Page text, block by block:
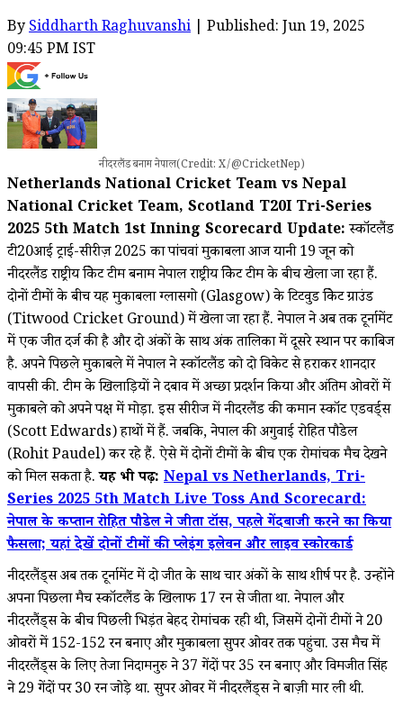
BySiddharth Raghuvanshi | Published: Jun 19, 2025
09:45 PM IST
नीदरलैंड बनाम नेपाल(Credit: X/@CricketNep)
Netherlands National Cricket Team vs Nepal
National Cricket Team, Scotland T20I Tri-Series
2025 5th Match 1st Inning Scorecard Update:स्कॉटलैंड
टी20आई ट्राई-सीरीज़ 2025 का पांचवां मुकाबला आज यानी 19 जून को
नीदरलैंड राष्ट्रीय क्रिकेट टीम बनाम नेपाल राष्ट्रीय क्रिकेट टीम के बीच खेला जा रहा हैं.
दोनों टीमों के बीच यह मुकाबला ग्लासगो (Glasgow) के टिटवुड क्रिकेट ग्राउंड
(Titwood Cricket Ground) में खेला जा रहा हैं. नेपाल ने अब तक टूर्नामेंट
में एक जीत दर्ज की है और दो अंकों के साथ अंक तालिका में दूसरे स्थान पर काबिज
है. अपने पिछले मुकाबले में नेपाल ने स्कॉटलैंड को दो विकेट से हराकर शानदार
वापसी की. टीम के खिलाड़ियों ने दबाव में अच्छा प्रदर्शन किया और अंतिम ओवरों में
मुकाबले को अपने पक्ष में मोड़ा. इस सीरीज में नीदरलैंड की कमान स्कॉट एडवर्ड्स
(Scott Edwards) हाथों में हैं. जबकि, नेपाल की अगुवाई रोहित पौडेल
(Rohit Paudel) कर रहे हैं. ऐसे में दोनों टीमों के बीच एक रोमांचक मैच देखने
को मिल सकता है.यह भी पढ़ें: Nepal vs Netherlands, Tri-
Series 2025 5th Match Live Toss And Scorecard:
नेपाल के कप्तान रोहित पौडेल ने जीता टॉस, पहले गेंदबाजी करने का किया
फैसला; यहां देखें दोनों टीमों की प्लेइंग इलेवन और लाइव स्कोरकार्ड
नीदरलैंड्स अब तक टूर्नामेंट में दो जीत के साथ चार अंकों के साथ शीर्ष पर है. उन्होंने
अपना पिछला मैच स्कॉटलैंड के खिलाफ 17 रन से जीता था. नेपाल और
नीदरलैंड्स के बीच पिछली भिड़ंत बेहद रोमांचक रही थी, जिसमें दोनों टीमों ने 20
ओवरों में 152-152 रन बनाए और मुकाबला सुपर ओवर तक पहुंचा. उस मैच में
नीदरलैंड्स के लिए तेजा निदामनुरु ने 37 गेंदों पर 35 रन बनाए और विक्रमजीत सिंह
ने 29 गेंदों पर 30 रन जोड़े था. सुपर ओवर में नीदरलैंड्स ने बाज़ी मार ली थी.